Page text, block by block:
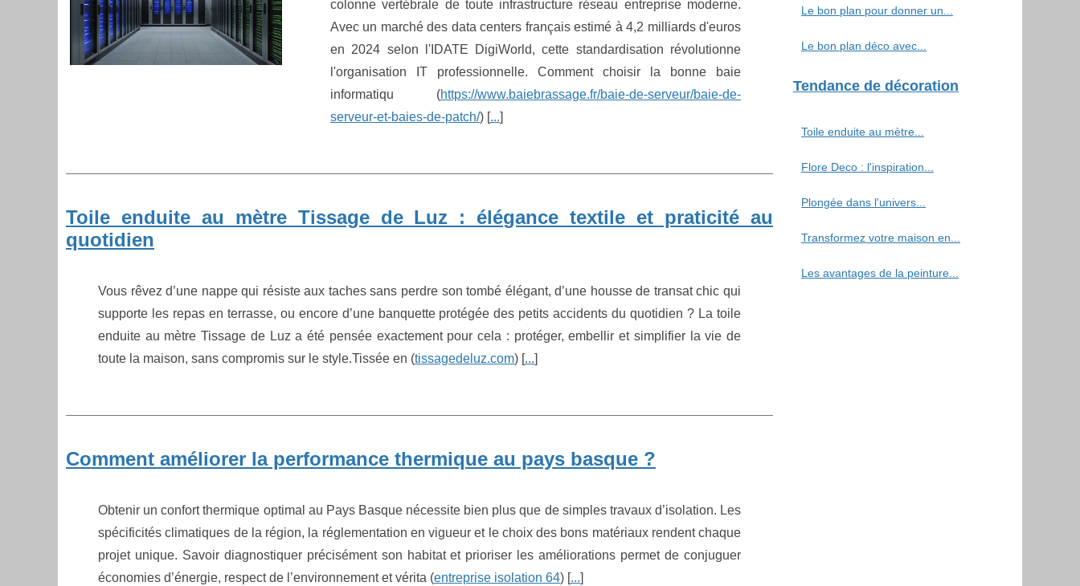
colonne vertébrale de toute infrastructure réseau entreprise moderne.
Avec un marché des data centers français estimé à 4,2 milliards d'euros
en 2024 selon l'IDATE DigiWorld, cette standardisation révolutionne
l'organisation IT professionnelle. Comment choisir la bonne baie
informatiqu (https://www.baiebrassage.fr/baie-de-serveur/baie-de-
serveur-et-baies-de-patch/) [...]
Toile enduite au mètre Tissage de Luz : élégance textile et praticité au
quotidien
Vous rêvez d’une nappe qui résiste aux taches sans perdre son tombé élégant, d’une housse de transat chic qui
supporte les repas en terrasse, ou encore d’une banquette protégée des petits accidents du quotidien ? La toile
enduite au mètre Tissage de Luz a été pensée exactement pour cela : protéger, embellir et simplifier la vie de
toute la maison, sans compromis sur le style.Tissée en (tissagedeluz.com) [...]
Comment améliorer la performance thermique au pays basque ?
Obtenir un confort thermique optimal au Pays Basque nécessite bien plus que de simples travaux d’isolation. Les
spécificités climatiques de la région, la réglementation en vigueur et le choix des bons matériaux rendent chaque
projet unique. Savoir diagnostiquer précisément son habitat et prioriser les améliorations permet de conjuguer
économies d’énergie, respect de l’environnement et vérita (entreprise isolation 64) [...]
Le bon plan pour donner un...
Le bon plan déco avec...
Tendance de décoration
Toile enduite au mètre...
Flore Deco : l'inspiration...
Plongée dans l'univers...
Transformez votre maison en...
Les avantages de la peinture...